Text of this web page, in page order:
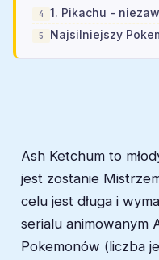
1. Pikachu -
Najsilniejszy
Ash Ketchum to
jest zostanie
celu jest długa i
serialu animowanym
Pokemonów (liczba